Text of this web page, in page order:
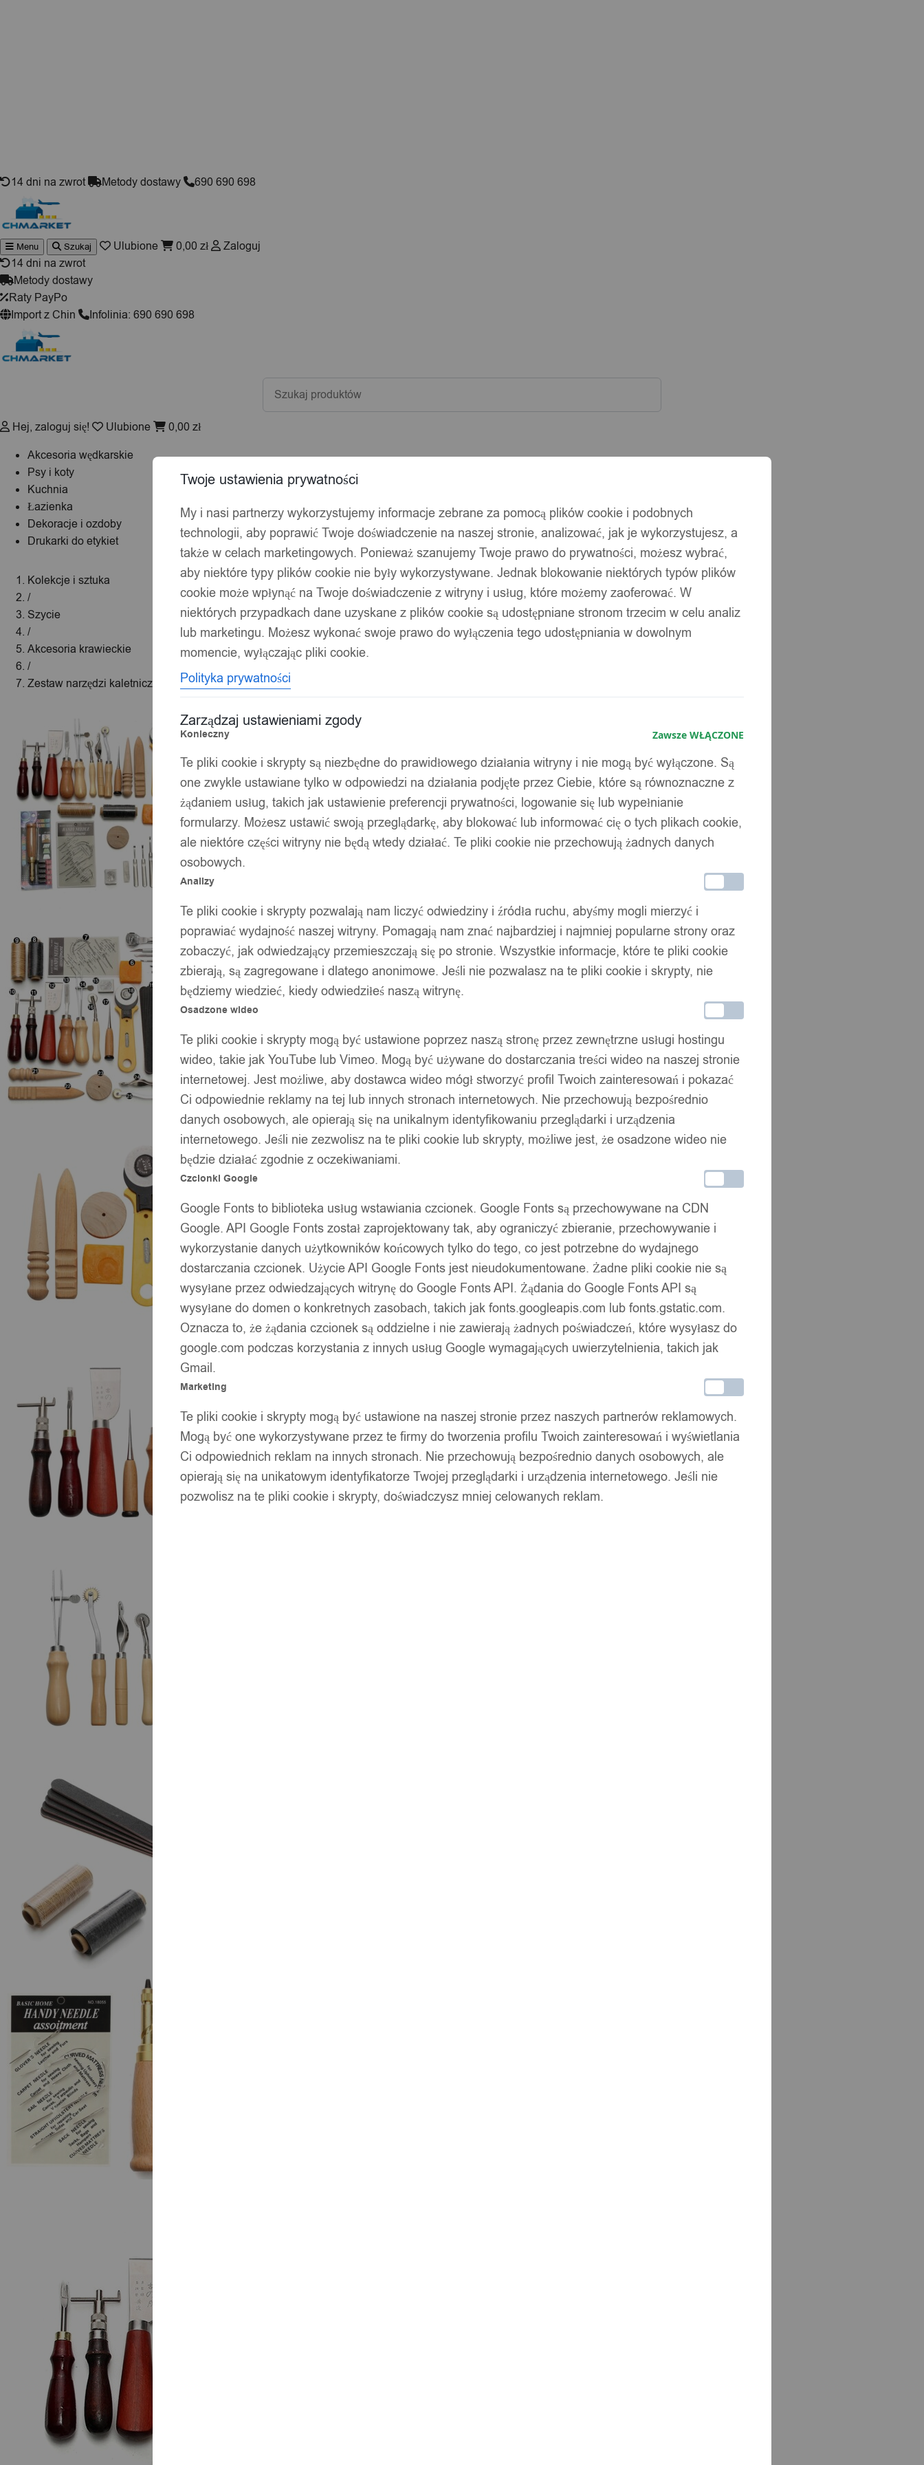
14 dni na zwrot Metody dostawy 690 690 698
Menu Szukaj Ulubione 0,00 zł
Zaloguj
14 dni na zwrot
Metody dostawy
Raty PayPo
Import z Chin
Infolinia: 690 690 698
Wyszukiwarka
produktów
Hej, zaloguj się! Ulubione 0,00 zł
Akcesoria wędkarskie
Psy i koty
Kuchnia
Łazienka
Dekoracje i ozdoby
Drukarki do etykiet
Kolekcje i sztuka
/
Szycie
/
Akcesoria krawieckie
/
Zestaw narzędzi kaletniczy do skór torebek 37szt
Twoje ustawienia prywatności
My i nasi partnerzy wykorzystujemy informacje zebrane za pomocą plików cookie i podobnych
technologii, aby poprawić Twoje doświadczenie na naszej stronie, analizować, jak je wykorzystujesz, a
także w celach marketingowych. Ponieważ szanujemy Twoje prawo do prywatności, możesz wybrać,
aby niektóre typy plików cookie nie były wykorzystywane. Jednak blokowanie niektórych typów plików
cookie może wpłynąć na Twoje doświadczenie z witryny i usług, które możemy zaoferować. W
niektórych przypadkach dane uzyskane z plików cookie są udostępniane stronom trzecim w celu analiz
lub marketingu. Możesz wykonać swoje prawo do wyłączenia tego udostępniania w dowolnym
momencie, wyłączając pliki cookie.
Polityka prywatności
Zarządzaj ustawieniami zgody
Konieczny Zawsze WŁĄCZONE
Te pliki cookie i skrypty są niezbędne do prawidłowego działania witryny i nie mogą być wyłączone. Są
one zwykle ustawiane tylko w odpowiedzi na działania podjęte przez Ciebie, które są równoznaczne z
żądaniem usług, takich jak ustawienie preferencji prywatności, logowanie się lub wypełnianie
formularzy. Możesz ustawić swoją przeglądarkę, aby blokować lub informować cię o tych plikach cookie,
ale niektóre części witryny nie będą wtedy działać. Te pliki cookie nie przechowują żadnych danych
osobowych.
Analizy
Te pliki cookie i skrypty pozwalają nam liczyć odwiedziny i źródła ruchu, abyśmy mogli mierzyć i
poprawiać wydajność naszej witryny. Pomagają nam znać najbardziej i najmniej popularne strony oraz
zobaczyć, jak odwiedzający przemieszczają się po stronie. Wszystkie informacje, które te pliki cookie
zbierają, są zagregowane i dlatego anonimowe. Jeśli nie pozwalasz na te pliki cookie i skrypty, nie
będziemy wiedzieć, kiedy odwiedziłeś naszą witrynę.
Osadzone wideo
Te pliki cookie i skrypty mogą być ustawione poprzez naszą stronę przez zewnętrzne usługi hostingu
wideo, takie jak YouTube lub Vimeo. Mogą być używane do dostarczania treści wideo na naszej stronie
internetowej. Jest możliwe, aby dostawca wideo mógł stworzyć profil Twoich zainteresowań i pokazać
Ci odpowiednie reklamy na tej lub innych stronach internetowych. Nie przechowują bezpośrednio
danych osobowych, ale opierają się na unikalnym identyfikowaniu przeglądarki i urządzenia
internetowego. Jeśli nie zezwolisz na te pliki cookie lub skrypty, możliwe jest, że osadzone wideo nie
będzie działać zgodnie z oczekiwaniami.
Czcionki Google
Google Fonts to biblioteka usług wstawiania czcionek. Google Fonts są przechowywane na CDN
Google. API Google Fonts został zaprojektowany tak, aby ograniczyć zbieranie, przechowywanie i
wykorzystanie danych użytkowników końcowych tylko do tego, co jest potrzebne do wydajnego
dostarczania czcionek. Użycie API Google Fonts jest nieudokumentowane. Żadne pliki cookie nie są
wysyłane przez odwiedzających witrynę do Google Fonts API. Żądania do Google Fonts API są
wysyłane do domen o konkretnych zasobach, takich jak fonts.googleapis.com lub fonts.gstatic.com.
Oznacza to, że żądania czcionek są oddzielne i nie zawierają żadnych poświadczeń, które wysyłasz do
google.com podczas korzystania z innych usług Google wymagających uwierzytelnienia, takich jak
Gmail.
Marketing
Te pliki cookie i skrypty mogą być ustawione na naszej stronie przez naszych partnerów reklamowych.
Mogą być one wykorzystywane przez te firmy do tworzenia profilu Twoich zainteresowań i wyświetlania
Ci odpowiednich reklam na innych stronach. Nie przechowują bezpośrednio danych osobowych, ale
opierają się na unikatowym identyfikatorze Twojej przeglądarki i urządzenia internetowego. Jeśli nie
pozwolisz na te pliki cookie i skrypty, doświadczysz mniej celowanych reklam.